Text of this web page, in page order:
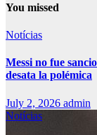
You missed
Notícias
Messi no fue
desata la polémica
July 2, 2026 admin
Notícias